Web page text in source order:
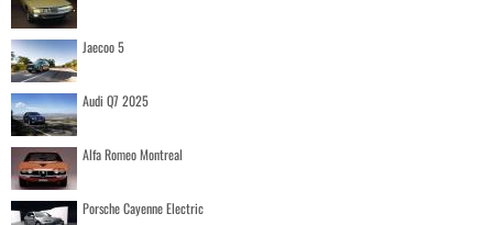
Jaecoo 5
Audi Q7 2025
Alfa Romeo Montreal
Porsche Cayenne Electric